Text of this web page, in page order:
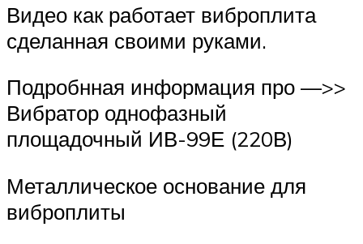
Видео как работает виброплита
сделанная своими руками.
Подробнная информация про —>>
Вибратор однофазный
площадочный ИВ-99Е (220В)
Металлическое основание для
виброплиты